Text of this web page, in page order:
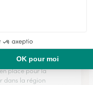
et malgré ma
place pour la
dans la région